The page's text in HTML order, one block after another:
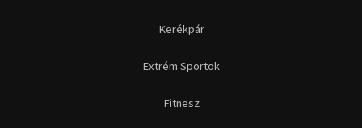
Kerékpár
Extrém Sportok
Fitnesz